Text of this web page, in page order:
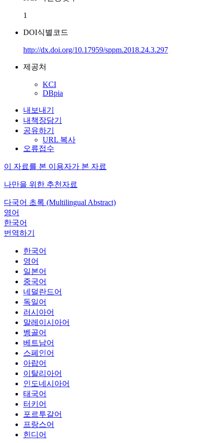
1
DOI식별코드
http://dx.doi.org/10.17959/sppm.2018.24.3.297
제공처
KCI
DBpia
내보내기
내책장담기
공유하기
URL 복사
오류접수
이 자료를 본 이용자가 본 자료
나만을 위한 추천자료
다국어 초록 (Multilingual Abstract)
영어
한국어
번역하기
한국어
영어
일본어
중국어
네덜란드어
독일어
러시아어
말레이시아어
벵골어
베트남어
스페인어
아랍어
이탈리아어
인도네시아어
태국어
터키어
포르투갈어
프랑스어
힌디어